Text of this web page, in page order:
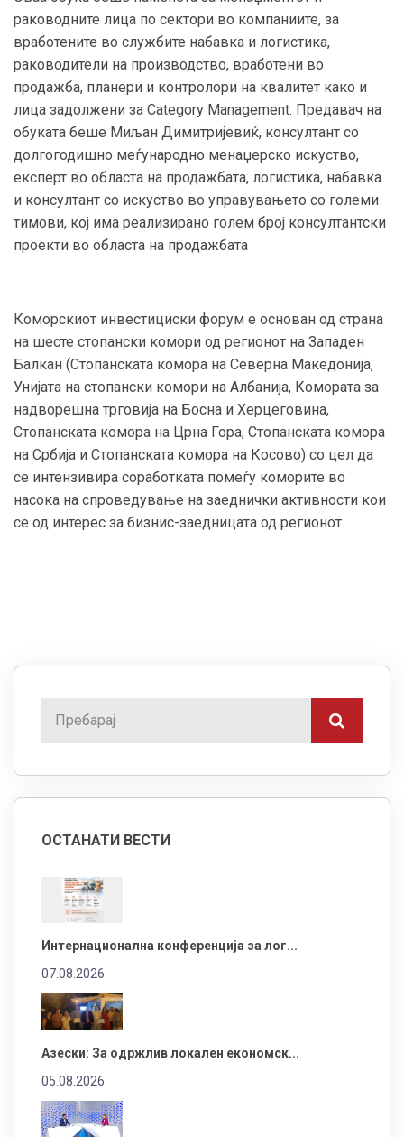
раководните лица по сектори во компаниите, за
вработените во службите набавка и логистика,
раководители на производство, вработени во
продажба, планери и контролори на квалитет како и
лица задолжени за Category Management. Предавач на
обуката беше Миљан Димитријевиќ, консултант со
долгогодишно меѓународно менаџерско искуство,
експерт во областа на продажбата, логистика, набавка
и консултант со искуство во управувањето со големи
тимови, кој има реализирано голем број консултантски
проекти во областа на продажбата
Коморскиот инвестициски форум е основан од страна
на шесте стопански комори од регионот на Западен
Балкан (Стопанската комора на Северна Македонија,
Унијата на стопански комори на Албанија, Комората за
надворешна трговија на Босна и Херцеговина,
Стопанската комора на Црна Гора, Стопанската комора
на Србија и Стопанската комора на Косово) со цел да
се интензивира соработката помеѓу коморите во
насока на спроведување на заеднички активности кои
се од интерес за бизнис-заедницата од регионот.
ОСТАНАТИ ВЕСТИ
Интернационална конференција за лог...
07.08.2026
Азески: За одржлив локален економск...
05.08.2026